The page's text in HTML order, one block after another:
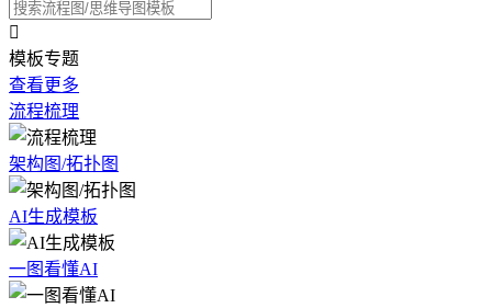

模板专题
查看更多
流程梳理
架构图/拓扑图
AI生成模板
一图看懂AI